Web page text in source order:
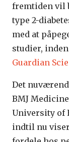
fremtiden vil
type 2-
med at
studier,
Guardian
Det
BMJ
University of
indtil nu